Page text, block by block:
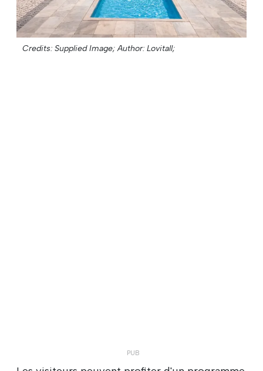
Credits: Supplied Image; Author: Lovitall;